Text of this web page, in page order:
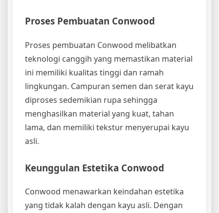
Proses Pembuatan Conwood
Proses pembuatan Conwood melibatkan
teknologi canggih yang memastikan material
ini memiliki kualitas tinggi dan ramah
lingkungan. Campuran semen dan serat kayu
diproses sedemikian rupa sehingga
menghasilkan material yang kuat, tahan
lama, dan memiliki tekstur menyerupai kayu
asli.
Keunggulan Estetika Conwood
Conwood menawarkan keindahan estetika
yang tidak kalah dengan kayu asli. Dengan